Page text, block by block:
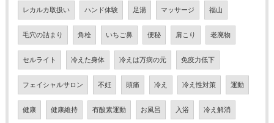
レカルカ取扱い ハンド体験 足湯 マッサージ 福山
毛穴の詰まり 角栓 いちご鼻 便秘 肩こり 老廃物
セルライト 冷えた身体 冷えは万病の元 免疫力低下
フェイシャルサロン 不妊 頭痛 冷え 冷え性対策 運動
健康 健康維持 有酸素運動 お風呂 入浴 冷え解消